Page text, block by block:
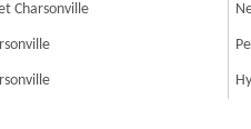
Charsonville